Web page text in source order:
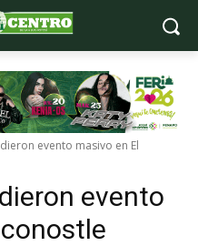
evento masivo en El
evento